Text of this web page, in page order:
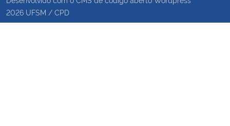
2026 UFSM / CPD